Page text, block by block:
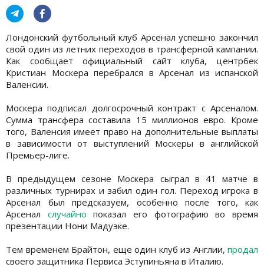
Лондонский футбольный клуб Арсенал успешно закончил
свой один из летних переходов в трансферной кампании.
Как сообщает официальный сайт клуба, центрбек
Кристиан Москера перебрался в Арсенал из испанской
Валенсии.
Москера подписал долгосрочный контракт с Арсеналом.
Сумма трансфера составила 15 миллионов евро. Кроме
того, Валенсия имеет право на дополнительные выплаты
в зависимости от выступлений Москеры в английской
Премьер-лиге.
В предыдущем сезоне Москера сыграл в 41 матче в
различных турнирах и забил один гол. Переход игрока в
Арсенал был предсказуем, особенно после того, как
Арсенал случайно показал его фотографию во время
презентации Нони Мадуэке.
Тем временем Брайтон, еще один клуб из Англии, продал
своего защитника Первиса Эступиньяна в Италию.